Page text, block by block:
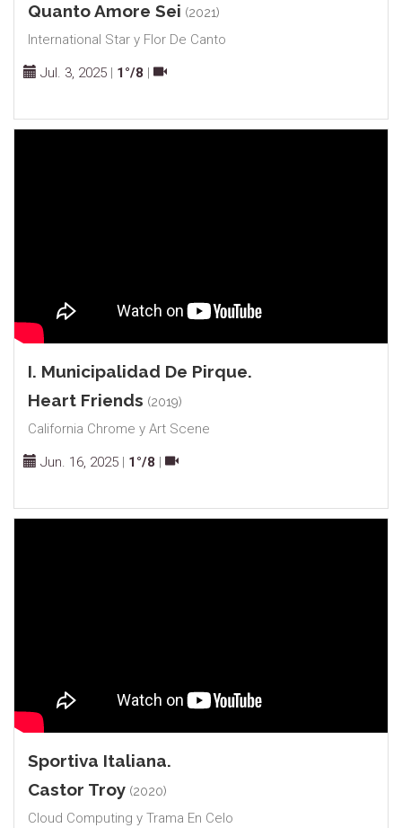
Quanto Amore Sei (2021)
International Star y Flor De Canto
Jul. 3, 2025 | 1°/8 |
I. Municipalidad De Pirque.
Heart Friends (2019)
California Chrome y Art Scene
Jun. 16, 2025 | 1°/8 |
Sportiva Italiana.
Castor Troy (2020)
Cloud Computing y Trama En Celo